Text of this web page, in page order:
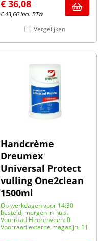
€ 36,08
€43,66 Incl. BTW
Vergelijken
Handcrème
Dreumex
Universal Protect
vulling One2clean
1500ml
Op werkdagen voor 14:30
besteld, morgen in huis.
Voorraad Heerenveen: 0
Voorraad externe magazijn: 11